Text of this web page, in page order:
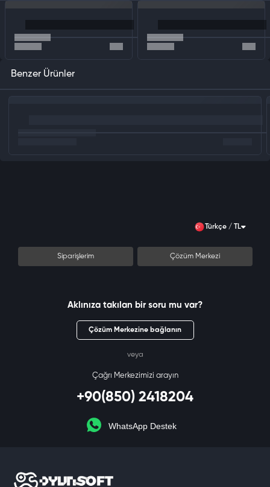
Benzer Ürünler
Türkçe / TL
Siparişlerim Çözüm Merkezi
Aklınıza takılan bir soru mu var?
Çözüm Merkezine bağlanın
veya
Çağrı Merkezimizi arayın
+90(850) 2418204
WhatsApp Destek